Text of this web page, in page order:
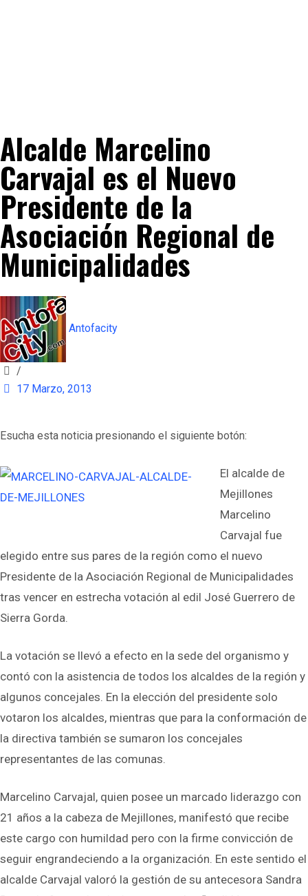
Alcalde Marcelino
Carvajal es el Nuevo
Presidente de la
Asociación Regional de
Municipalidades
Antofacity
/
17 Marzo, 2013
Esucha esta noticia presionando el siguiente botón:
El alcalde de
Mejillones
Marcelino
Carvajal fue
elegido entre sus pares de la región como el nuevo
Presidente de la Asociación Regional de Municipalidades
tras vencer en estrecha votación al edil José Guerrero de
Sierra Gorda.
La votación se llevó a efecto en la sede del organismo y
contó con la asistencia de todos los alcaldes de la región y
algunos concejales. En la elección del presidente solo
votaron los alcaldes, mientras que para la conformación de
la directiva también se sumaron los concejales
representantes de las comunas.
Marcelino Carvajal, quien posee un marcado liderazgo con
21 años a la cabeza de Mejillones, manifestó que recibe
este cargo con humildad pero con la firme convicción de
seguir engrandeciendo a la organización. En este sentido el
alcalde Carvajal valoró la gestión de su antecesora Sandra